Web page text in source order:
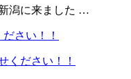
潟に来ました …
ください！！